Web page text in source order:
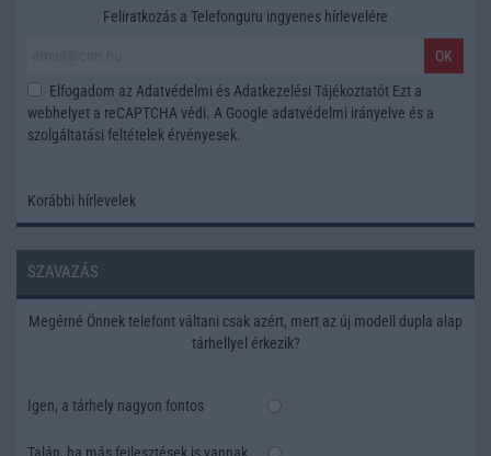
Feliratkozás a Telefonguru ingyenes hírlevelére
OK
Elfogadom az Adatvédelmi és Adatkezelési Tájékoztatót Ezt a
webhelyet a reCAPTCHA védi. A Google adatvédelmi irányelve és a
szolgáltatási feltételek érvényesek.
Korábbi hírlevelek
SZAVAZÁS
Megérné Önnek telefont váltani csak azért, mert az új modell dupla alap
tárhellyel érkezik?
Igen, a tárhely nagyon fontos
Talán, ha más fejlesztések is vannak